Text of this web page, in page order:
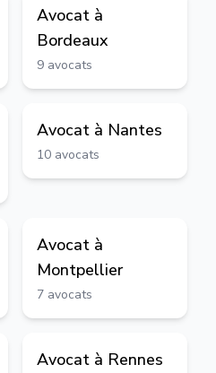
Avocat à
Bordeaux
9 avocats
Avocat à Nantes
10 avocats
Avocat à
Montpellier
7 avocats
Avocat à Rennes